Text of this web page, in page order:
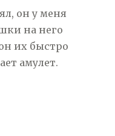
он у меня
на него
их быстро
амулет.